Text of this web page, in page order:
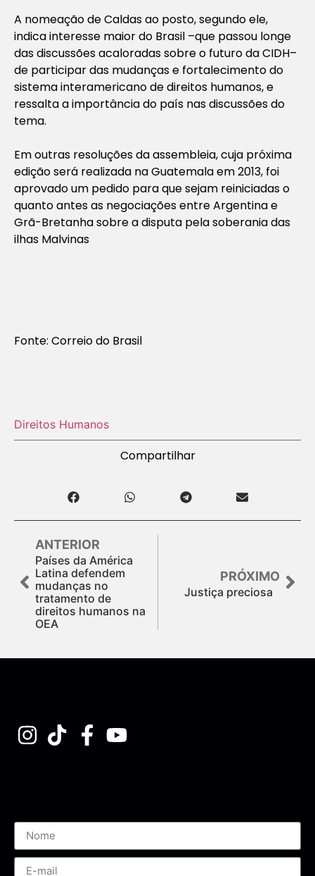
A nomeação de Caldas ao posto, segundo ele,
indica interesse maior do Brasil –que passou longe
das discussões acaloradas sobre o futuro da CIDH–
de participar das mudanças e fortalecimento do
sistema interamericano de direitos humanos, e
ressalta a importância do país nas discussões do
tema.
Em outras resoluções da assembleia, cuja próxima
edição será realizada na Guatemala em 2013, foi
aprovado um pedido para que sejam reiniciadas o
quanto antes as negociações entre Argentina e
Grã-Bretanha sobre a disputa pela soberania das
ilhas Malvinas
Fonte: Correio do Brasil
Direitos Humanos
Compartilhar
ANTERIOR
Países da América
Latina defendem
mudanças no
tratamento de
direitos humanos na
OEA
PRÓXIMO
Justiça preciosa